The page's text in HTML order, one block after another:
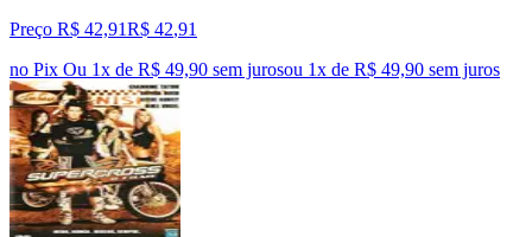
Preço R$ 42,91R$ 42,91
no Pix Ou 1x de R$ 49,90 sem jurosou 1x de R$ 49,90 sem juros